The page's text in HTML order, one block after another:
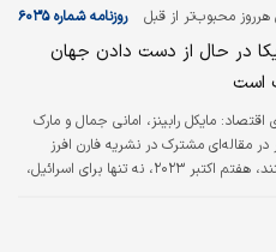
هم… محبوب‌تر از قبل روزنامه شماره ۶۰۳۵
در حال از دست دادن جهان
است
اقتصاد: مایکل رابینز، امانی جمال و مارک
در مقاله‌‌ای مشترک در نشریه فارن افرز
نوشتند، هفتم اکتبر ۲۰۲۳، نه تنها برای اسرائیل،